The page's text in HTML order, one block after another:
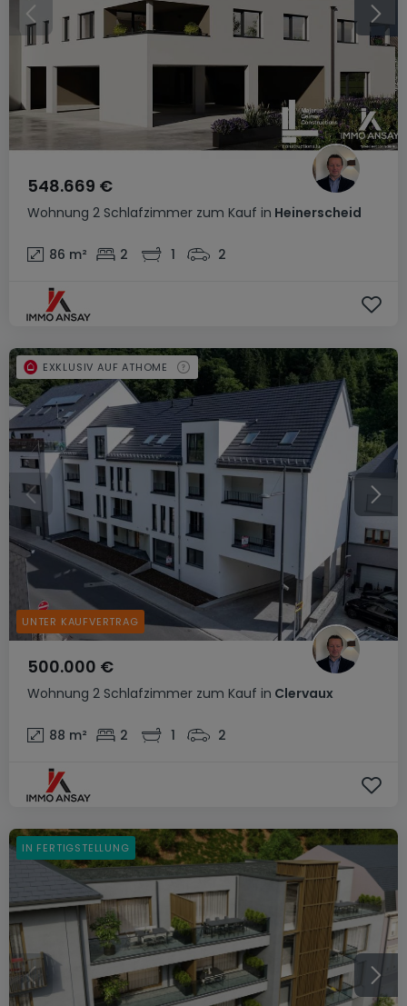
Wohnung 2 Schlafzimmer zum Kauf in Heinerscheid
548.669 €
86 m² 2 1 2
Wohnung 2 Schlafzimmer zum Kauf in Clervaux
500.000 €
88 m² 2 1 2
EXKLUSIV AUF ATHOME
UNTER KAUFVERTRAG
IN FERTIGSTELLUNG